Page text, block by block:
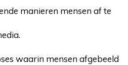
manieren mensen af te
waarin mensen afgebeeld